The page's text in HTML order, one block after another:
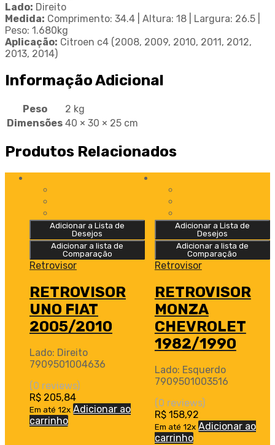
Lado: Direito
Medida: Comprimento: 34.4 | Altura: 18 | Largura: 26.5 |
Peso: 1.680kg
Aplicação: Citroen c4 (2008, 2009, 2010, 2011, 2012,
2013, 2014)
Informação Adicional
Peso
2 kg
Dimensões 40 × 30 × 25 cm
Produtos Relacionados
Adicionar a Lista de
Desejos
Adicionar a lista de
Comparação
Retrovisor
RETROVISOR
UNO FIAT
2005/2010
Lado: Direito
7909501004636
(0 reviews)
R$ 205,84
Em até 12x Adicionar ao
carrinho
Adicionar a Lista de
Desejos
Adicionar a lista de
Comparação
Retrovisor
RETROVISOR
MONZA
CHEVROLET
1982/1990
Lado: Esquerdo
7909501003516
(0 reviews)
R$158,92
Em até 12x Adicionar ao
carrinho